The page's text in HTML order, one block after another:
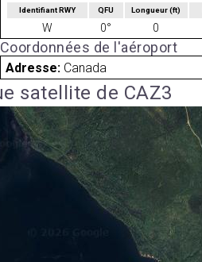
Identifiant RWY QFU Longueur(ft)
W 0° 0
Coordonnées de l'aéroport
Adresse: Canada
satellite de CAZ3